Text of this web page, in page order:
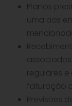
Planos
uma das
regulares
faturação
Previsões